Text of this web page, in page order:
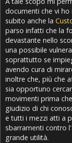
documenti che vi
subito anche la
parso infatti che la
devastante nello
una possibile
soprattutto se
avendo cura di
inoltre che, più che
sia opportuno
movimenti prima
giudizio di chi
e tutti i mezzi atti a
sbarramenti contro
grande utilità.